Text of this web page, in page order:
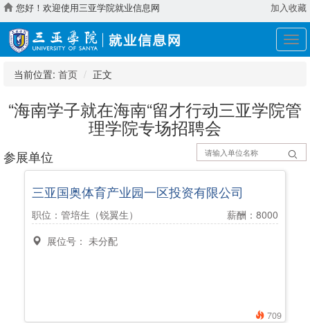
您好！欢迎使用三亚学院就业信息网 加入收藏
展
开
当前位置: 首页 正文
“海南学子就在海南“留才行动三亚学院管
理学院专场招聘会
参展单位
709
三亚国奥体育产业园一区投资有限公司
职位：管培生（锐翼生）
薪酬：8000
展位号： 未分配